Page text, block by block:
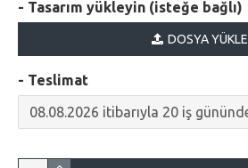
- Tasarım yükleyin (isteğe bağlı)
DOSYA YÜKLE
- Teslimat